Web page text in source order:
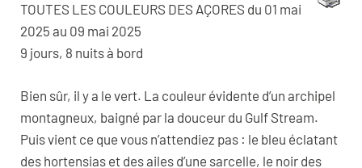
TOUTES LES COULEURS DES AÇORES du 01 mai
2025 au 09 mai 2025
9 jours, 8 nuits à bord
Bien sûr, il y a le vert. La couleur évidente d’un archipel
montagneux, baigné par la douceur du Gulf Stream.
Puis vient ce que vous n’attendiez pas : le bleu éclatant
des hortensias et des ailes d’une sarcelle, le noir des